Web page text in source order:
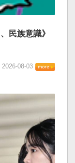
民族意識》
2026-08-03